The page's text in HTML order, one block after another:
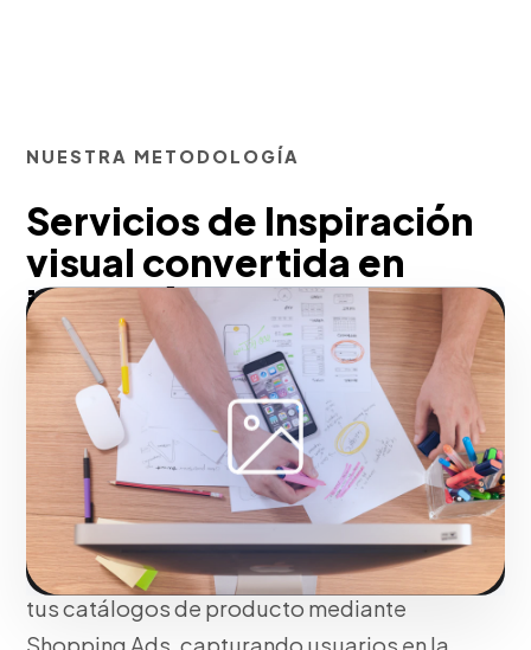
NUESTRA METODOLOGÍA
Servicios de Inspiración
visual convertida en
intención de compra
directa pensados para
Ponce
Acortamos el ciclo de ventas
transformando la inspiración visual en
transacciones e-commerce.
Conectamos tus tableros directamente a
tus catálogos de producto mediante